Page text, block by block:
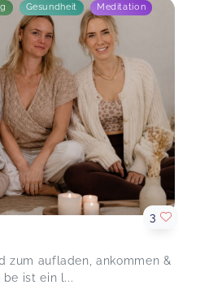
Gesundheit Meditation
zum aufladen, ankommen &
ist ein l...
3